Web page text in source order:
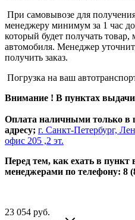
При самовывозе для
менеджеру минимум за 1 час
который будет получать
автомобиля. Менеджер
получить заказ.
Погрузка на ваш
Внимание ! В пунктах
Оплата наличными только в
адресу; г. Санкт-Петербург,
офис 205 ,2 эт.
Перед тем, как ехать в пункт
менеджерами по телефону: 8
23 054 руб.